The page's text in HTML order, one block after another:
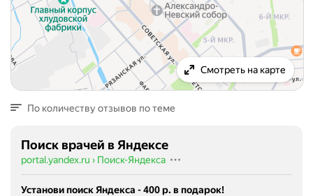
Смотреть на карте
По количеству отзывов по теме
Поиск врачей в Яндексе
portal.yandex.ru › Поиск-Яндекса
Установи поиск Яндекса - 400 р. в подарок!